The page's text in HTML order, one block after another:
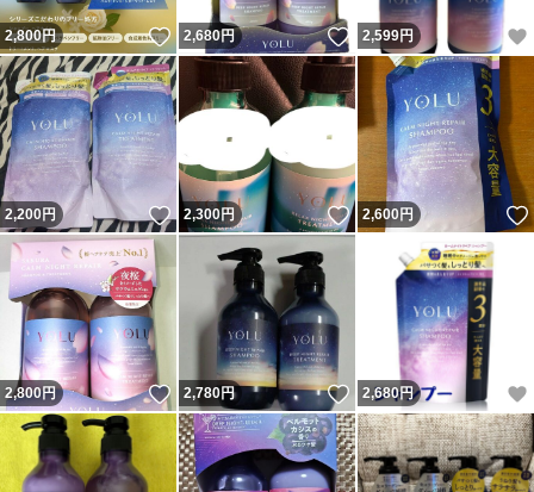
2,800円 いいね！
2,680円 いいね！
2,599円
2,200円 いいね！
2,300円 いいね！
2,600 円
2,800円 いいね！
2,780円 いいね！
2,680円